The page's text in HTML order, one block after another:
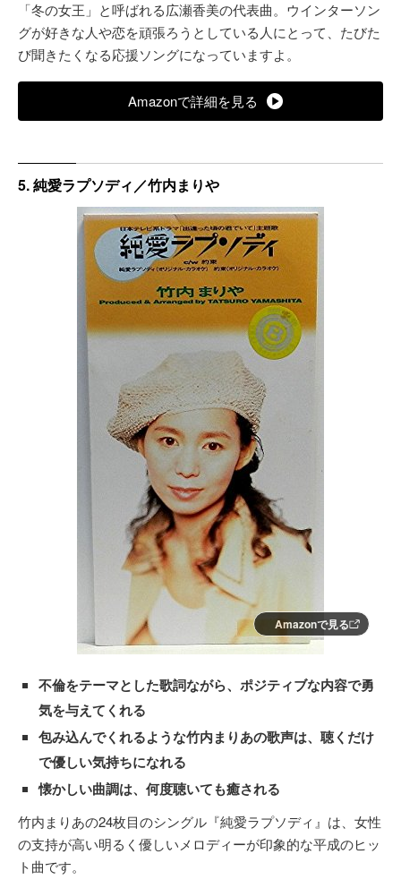
「冬の女王」と呼ばれる広瀬香美の代表曲。ウインターソン
グが好きな人や恋を頑張ろうとしている人にとって、たびた
び聞きたくなる応援ソングになっていますよ。
Amazonで詳細を見る
5. 純愛ラプソディ／竹内まりや
Amazonで見る
不倫をテーマとした歌詞ながら、ポジティブな内容で勇
気を与えてくれる
包み込んでくれるような竹内まりあの歌声は、聴くだけ
で優しい気持ちになれる
懐かしい曲調は、何度聴いても癒される
竹内まりあの24枚目のシングル『純愛ラプソディ』は、女性
の支持が高い明るく優しいメロディーが印象的な平成のヒッ
ト曲です。